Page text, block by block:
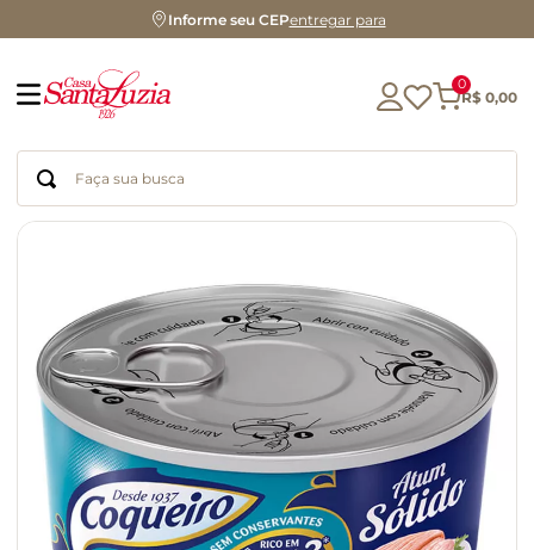
Informe seu CEPentregar para
0
R$ 0,00
Faça sua busca
gluten
chá
chocolate
azeite
café
cerveja
biscoito
macarrão